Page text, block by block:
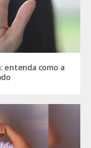
entenda como a